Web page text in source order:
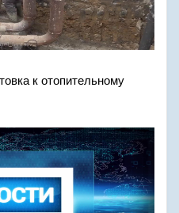
к отопительному